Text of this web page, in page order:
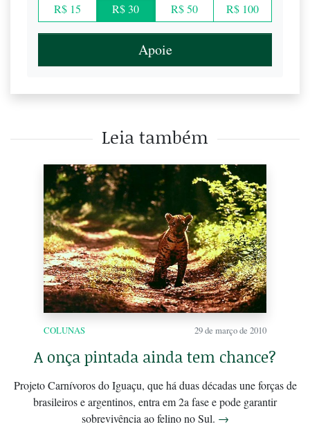
R$ 15 R$ 30 R$ 50 R$ 100
Apoie
Leia também
COLUNAS 29 de março de 2010
A onça pintada ainda tem chance?
Projeto Carnívoros do Iguaçu, que há duas décadas une forças de
brasileiros e argentinos, entra em 2a fase e pode garantir
sobrevivência ao felino no Sul. →